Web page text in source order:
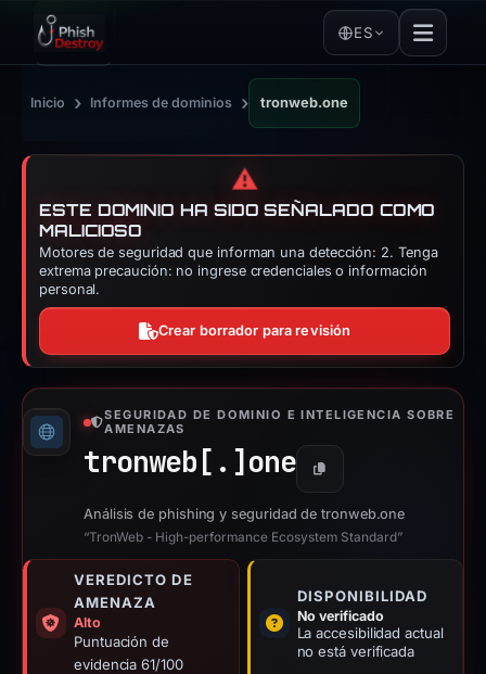
ES
Inicio › Informes de dominios › tronweb.one
⚠️
ESTE DOMINIO HA SIDO SEÑALADO COMO
MALICIOSO
Motores de seguridad que informan una detección: 2. Tenga
extrema precaución: no ingrese credenciales o información
personal.
Crear borrador para revisión
SEGURIDAD DE DOMINIO E INTELIGENCIA SOBRE
AMENAZAS
tronweb[.] one Copiar
Análisis de phishing y seguridad de tronweb.one
“TronWeb - High-performance Ecosystem Standard”
VEREDICTO DE
AMENAZA
Alto
Puntuación de
evidencia 61/100
DISPONIBILIDAD
No verificado
La accesibilidad actual
no está verificada